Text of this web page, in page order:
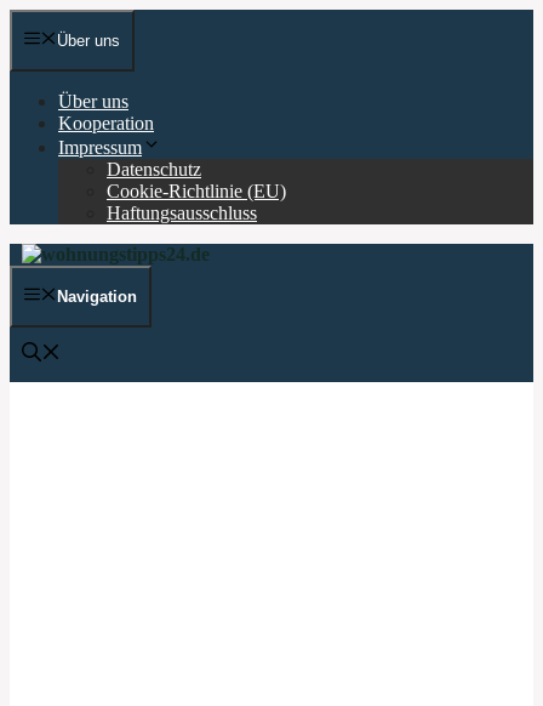
Zum
Inhalt Über uns
Über uns
Kooperation
Impressum
Datenschutz
Cookie-Richtlinie (EU)
Haftungsausschluss
Navigation